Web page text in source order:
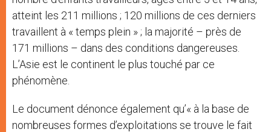
atteint les 211 millions ; 120 millions de ces derniers
travaillent à « temps plein » ; la majorité – près de
171 millions – dans des conditions dangereuses.
L’Asie est le continent le plus touché par ce
phénomène.
Le document dénonce également qu’« à la base de
nombreuses formes d’exploitations se trouve le fait